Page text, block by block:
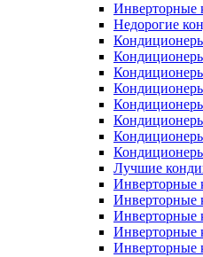
Инверторные
Недорогие
Лучшие
Инверторные
Инверторные
Инверторные
Инверторные
Инверторные